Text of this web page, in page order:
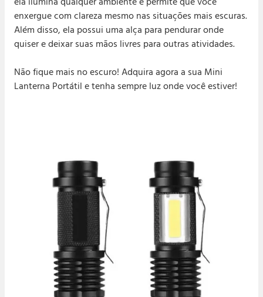
enxergue com clareza mesmo nas situações mais escuras.
Além disso, ela possui uma alça para pendurar onde
quiser e deixar suas mãos livres para outras atividades.
Não fique mais no escuro! Adquira agora a sua Mini
Lanterna Portátil e tenha sempre luz onde você estiver!